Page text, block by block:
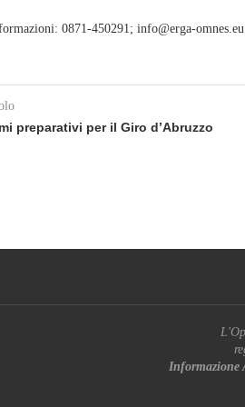
0871-450291; info@erga-omnes.eu
preparativi per il Giro d’Abruzzo
Informazione